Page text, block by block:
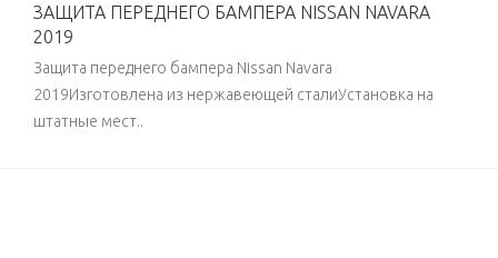
ЗАЩИТА ПЕРЕДНЕГО БАМПЕРА NISSAN NAVARA
2019
Защита переднего бампера Nissan Navara
2019Изготовлена из нержавеющей сталиУстановка на
штатные мест..